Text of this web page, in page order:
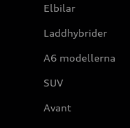
Elbilar
Laddhybrider
A6 modellerna
SUV
Avant